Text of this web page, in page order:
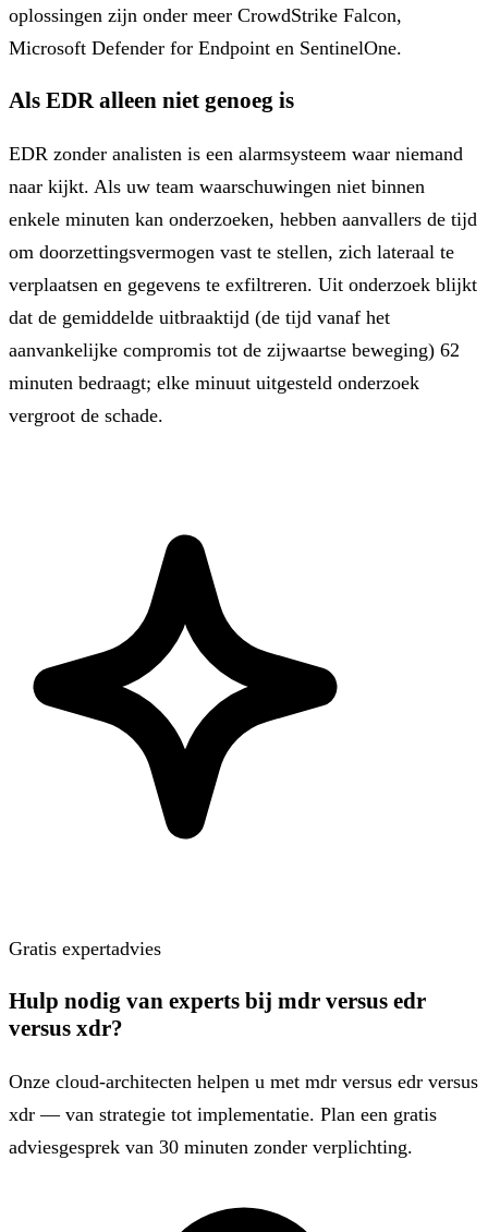
oplossingen zijn onder meer CrowdStrike Falcon,
Microsoft Defender for Endpoint en SentinelOne.
Als EDR alleen niet genoeg is
EDR zonder analisten is een alarmsysteem waar niemand
naar kijkt. Als uw team waarschuwingen niet binnen
enkele minuten kan onderzoeken, hebben aanvallers de tijd
om doorzettingsvermogen vast te stellen, zich lateraal te
verplaatsen en gegevens te exfiltreren. Uit onderzoek blijkt
dat de gemiddelde uitbraaktijd (de tijd vanaf het
aanvankelijke compromis tot de zijwaartse beweging) 62
minuten bedraagt; elke minuut uitgesteld onderzoek
vergroot de schade.
Gratis expertadvies
Hulp nodig van experts bij mdr versus edr
versus xdr?
Onze cloud-architecten helpen u met mdr versus edr versus
xdr — van strategie tot implementatie. Plan een gratis
adviesgesprek van 30 minuten zonder verplichting.